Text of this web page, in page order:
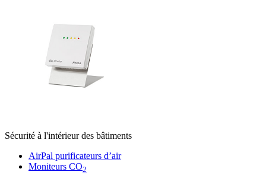
Sécurité à l'intérieur des bâtiments
AirPal purificateurs d’air
Moniteurs CO2